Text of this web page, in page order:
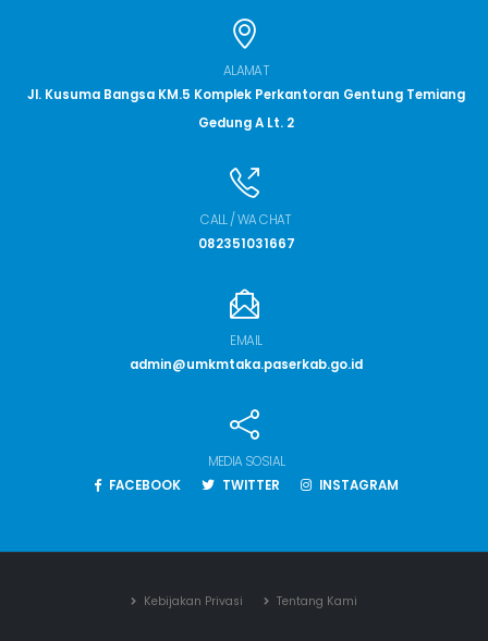
ALAMAT
Jl. Kusuma Bangsa KM.5 Komplek Perkantoran Gentung Temiang
Gedung A Lt. 2
CALL / WA CHAT
082351031667
EMAIL
admin@umkmtaka.paserkab.go.id
MEDIA SOSIAL
FACEBOOK
TWITTER INSTAGRAM
Kebijakan Privasi Tentang Kami